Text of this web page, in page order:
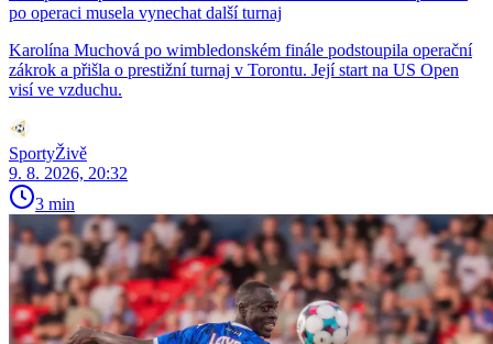
po operaci musela vynechat další turnaj
Karolína Muchová po wimbledonském finále podstoupila operační
zákrok a přišla o prestižní turnaj v Torontu. Její start na US Open
visí ve vzduchu.
SportyŽivě
9. 8. 2026, 20:32
3 min